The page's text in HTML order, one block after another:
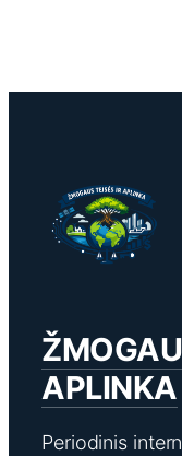
APLINKA
Periodinis